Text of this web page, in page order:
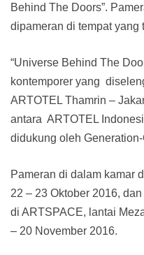
Behind The Doors”.
dipameran di tempat yang
“Universe Behind The
kontemporer yang
ARTOTEL Thamrin –
antara ARTOTEL
didukung oleh Generation-
Pameran di dalam kamar
22 – 23 Oktober 2016,
di ARTSPACE, lantai
– 20 November 2016.